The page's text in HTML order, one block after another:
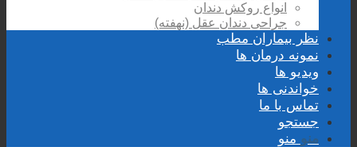
انواع روکش دندان
جراحی دندان عقل (نهفته)
نظر بیماران مطب
نمونه درمان ها
ویدیو ها
خواندنی ها
تماس با ما
جستجو
منو منو